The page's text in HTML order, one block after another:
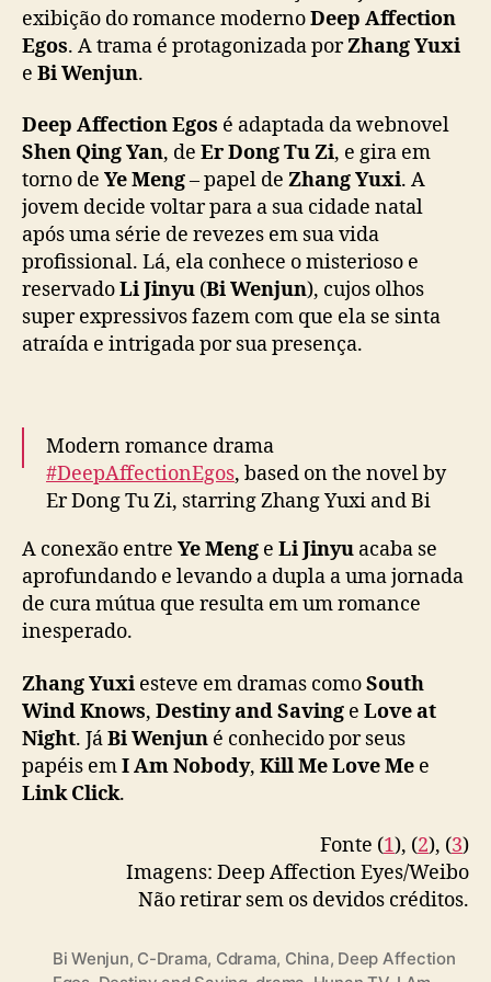
j
u
t
ã
o
j
u
n
o
s
e
n
a
a
d
c
a
n
o
r
n
c
e
D
e
exibição do romance modernoDeep Affection
Egos. A trama é protagonizada porZhang Yuxi
e Bi Wenjun.
Deep Affection Egos é adaptada da webnovel
Shen Qing Yan, de Er Dong Tu Zi, e gira em
torno de Ye Meng– papel de Zhang Yuxi. A
jovem decide voltar para a sua cidade natal
após uma série de revezes em sua vida
profissional. Lá, ela conhece o misterioso e
reservadoLi Jinyu (Bi Wenjun), cujos olhos
super expressivos fazem com que ela se sinta
atraída e intrigada por sua presença.
Modern romance drama
#DeepAffectionEgos, based on the novel by
Er Dong Tu Zi, starring Zhang Yuxi and Bi
pic.twitter.com/kKbIFoxwXY
— cdrama tweets (@dramapotatoe)July 18,
2025
A conexão entre Ye Meng e Li Jinyu acaba se
aprofundando e levando a dupla a uma jornada
de cura mútua que resulta em um romance
inesperado.
Zhang Yuxi esteve em dramas comoSouth
Wind Knows, Destiny and Saving e Love at
Night. JáBi Wenjun é conhecido por seus
papéis emI Am Nobody, Kill Me Love Me e
Link Click.
Fonte (1), (2), (3)
Imagens: Deep Affection Eyes/Weibo
Não retirar sem os devidos créditos.
Bi Wenjun, C-Drama, Cdrama, China, Deep Affection